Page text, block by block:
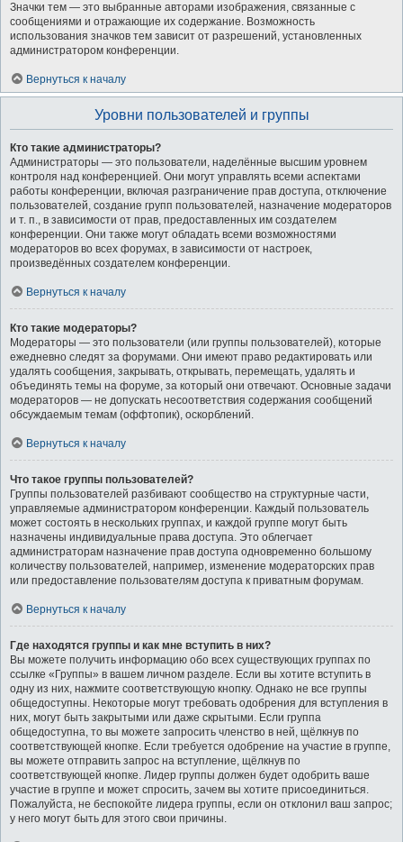
Значки тем — это выбранные авторами изображения, связанные с
сообщениями и отражающие их содержание. Возможность
использования значков тем зависит от разрешений, установленных
администратором конференции.
Вернуться к началу
Уровни пользователей и группы
Кто такие администраторы?
Администраторы — это пользователи, наделённые высшим уровнем
контроля над конференцией. Они могут управлять всеми аспектами
работы конференции, включая разграничение прав доступа, отключение
пользователей, создание групп пользователей, назначение модераторов
и т. п., в зависимости от прав, предоставленных им создателем
конференции. Они также могут обладать всеми возможностями
модераторов во всех форумах, в зависимости от настроек,
произведённых создателем конференции.
Вернуться к началу
Кто такие модераторы?
Модераторы — это пользователи (или группы пользователей), которые
ежедневно следят за форумами. Они имеют право редактировать или
удалять сообщения, закрывать, открывать, перемещать, удалять и
объединять темы на форуме, за который они отвечают. Основные задачи
модераторов — не допускать несоответствия содержания сообщений
обсуждаемым темам (оффтопик), оскорблений.
Вернуться к началу
Что такое группы пользователей?
Группы пользователей разбивают сообщество на структурные части,
управляемые администратором конференции. Каждый пользователь
может состоять в нескольких группах, и каждой группе могут быть
назначены индивидуальные права доступа. Это облегчает
администраторам назначение прав доступа одновременно большому
количеству пользователей, например, изменение модераторских прав
или предоставление пользователям доступа к приватным форумам.
Вернуться к началу
Где находятся группы и как мне вступить в них?
Вы можете получить информацию обо всех существующих группах по
ссылке «Группы» в вашем личном разделе. Если вы хотите вступить в
одну из них, нажмите соответствующую кнопку. Однако не все группы
общедоступны. Некоторые могут требовать одобрения для вступления в
них, могут быть закрытыми или даже скрытыми. Если группа
общедоступна, то вы можете запросить членство в ней, щёлкнув по
соответствующей кнопке. Если требуется одобрение на участие в группе,
вы можете отправить запрос на вступление, щёлкнув по
соответствующей кнопке. Лидер группы должен будет одобрить ваше
участие в группе и может спросить, зачем вы хотите присоединиться.
Пожалуйста, не беспокойте лидера группы, если он отклонил ваш запрос;
у него могут быть для этого свои причины.